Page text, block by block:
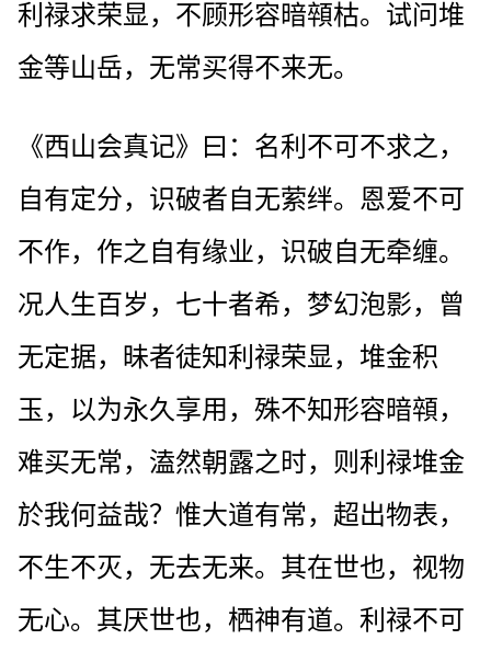
利禄求荣显，不顾形容暗顇枯。试问堆
金等山岳，无常买得不来无。
《西山会真记》曰：名利不可不求之，
自有定分，识破者自无萦绊。恩爱不可
不作，作之自有缘业，识破自无牵缠。
况人生百岁，七十者希，梦幻泡影，曾
无定据，昧者徒知利禄荣显，堆金积
玉，以为永久享用，殊不知形容暗顇，
难买无常，溘然朝露之时，则利禄堆金
於我何益哉？惟大道有常，超出物表，
不生不灭，无去无来。其在世也，视物
无心。其厌世也，栖神有道。利禄不可